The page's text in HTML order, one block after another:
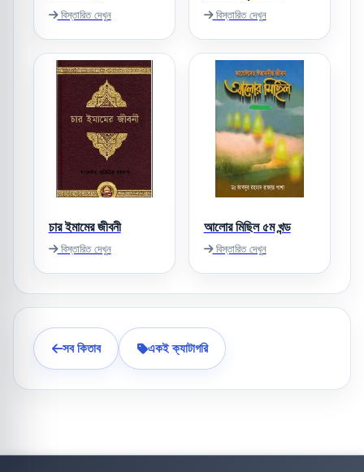
বিস্তারিত দেখুন বিস্তারিত দেখুন
চার ইমামের জীবনী
বিস্তারিত দেখুন
আলোর মিছিল ৫ম খন্ড
বিস্তারিত দেখুন
সব কিতাব একই ক্যাটাগরি